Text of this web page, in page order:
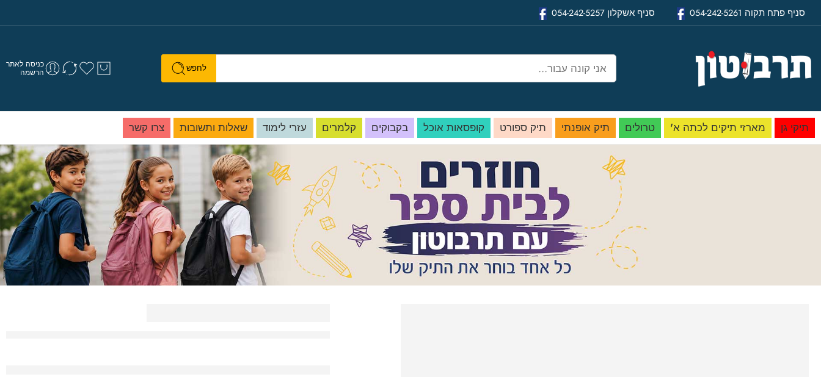
סניף פתח תקוה 054-242-5261 סניף אשקלון 054-242-5257
לחפש כניסה לאתר
הרשמה
תיקי גן מארזי תיקים לכתה א' טרולים תיק אופנתי תיק ספורט קופסאות אוכל בקבוקים קלמרים עזרי לימוד שאלות ותשובות צרו קשר